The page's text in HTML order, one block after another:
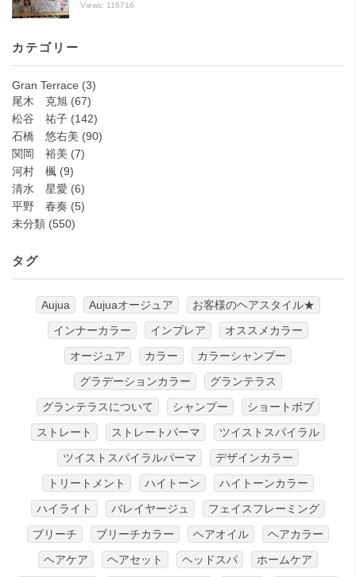
Views: 116716
カテゴリー
Gran Terrace (3)
尾木 克旭 (67)
松谷 祐子 (142)
石橋 悠右美 (90)
関岡 裕美 (7)
河村 楓 (9)
清水 星愛 (6)
平野 春奏 (5)
未分類 (550)
タグ
Aujua Aujuaオージュア
お客様のヘアスタイル★
インナーカラー
インプレア
オススメカラー
オージュア
カラー
カラーシャンプー
グラデーションカラー
グランテラス
グランテラスについて
シャンプー
ショートボブ
ストレート
ストレートパーマ
ツイストスパイラル
ツイストスパイラルパーマ
デザインカラー
トリートメント
ハイトーン
ハイトーンカラー
ハイライト
バレイヤージュ
フェイスフレーミング
ブリーチ
ブリーチカラー ヘアオイル
ヘアカラー
ヘアケア
ヘアセット ヘッドスパ
ホームケア